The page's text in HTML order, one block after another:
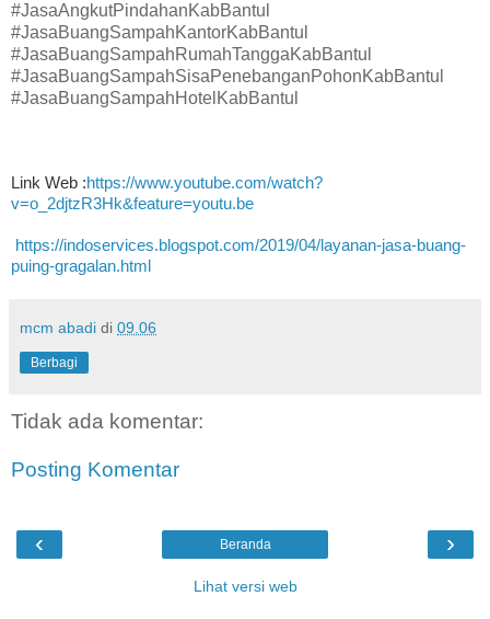
#JasaAngkutPindahanKabBantul
#JasaBuangSampahKantorKabBantul
#JasaBuangSampahRumahTanggaKabBantul
#JasaBuangSampahSisaPenebanganPohonKabBantul
#JasaBuangSampahHotelKabBantul
Link Web :https://www.youtube.com/watch?
v=o_2djtzR3Hk&feature=youtu.be
https://indoservices.blogspot.com/2019/04/layanan-jasa-buang-
puing-gragalan.html
mcm abadi di 09.06
Berbagi
Tidak ada komentar:
Posting Komentar
‹ ›
Beranda
Lihat versi web